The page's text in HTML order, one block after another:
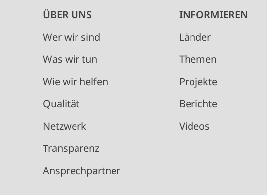
Main
navigation
ÜBER UNS
Wer wir sind
Was wir tun
Wie wir helfen
Qualität
Netzwerk
Transparenz
Ansprechpartner
INFORMIEREN
Länder
Themen
Projekte
Berichte
Videos